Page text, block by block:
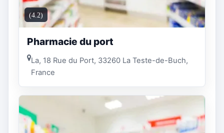
(4.2)
Pharmacie du port
La, 18 Rue du Port, 33260 La Teste-de-Buch,
France